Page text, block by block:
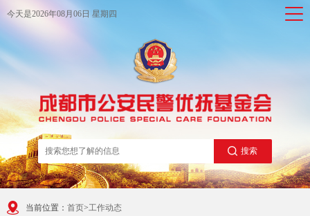
今天是2026年08月06日 星期四
搜索
当前位置： 首页>工作动态